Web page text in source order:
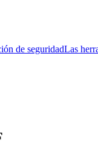
de seguridadLas